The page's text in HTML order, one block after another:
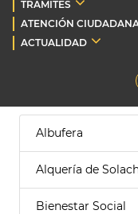
TRÁMITES
ATENCIÓN
ACTUALIDAD
Albufera
Alquería de
Bienestar Social